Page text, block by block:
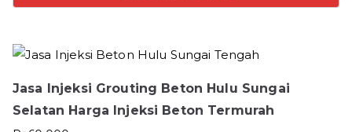
Jasa Injeksi Grouting Beton Hulu Sungai
Selatan Harga Injeksi Beton Termurah